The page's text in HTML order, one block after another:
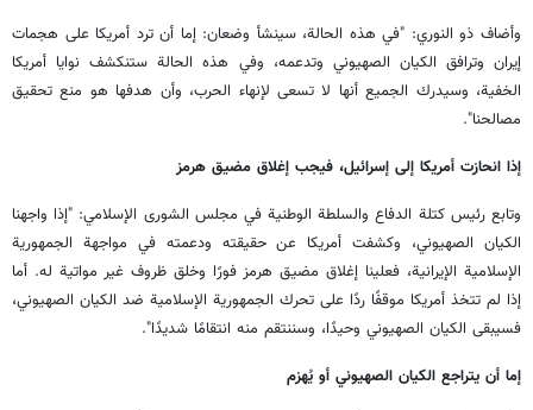
وأضاف ذو النوري: "في هذه الحالة، سينشأ وضعان: إما أن ترد أمريكا على هجمات
إيران وترافق الكيان الصهيوني وتدعمه، وفي هذه الحالة ستنكشف نوايا أمريكا
الخفية، وسيدرك الجميع أنها لا تسعى لإنهاء الحرب، وأن هدفها هو منع تحقيق
مصالحنا".
إذا انحازت أمريكا إلى إسرائيل، فيجب إغلاق مضيق هرمز
وتابع رئيس كتلة الدفاع والسلطة الوطنية في مجلس الشورى الإسلامي: "إذا واجهنا
الكيان الصهيوني، وكشفت أمريكا عن حقيقته ودعمته في مواجهة الجمهورية
الإسلامية الإيرانية، فعلينا إغلاق مضيق هرمز فورًا وخلق ظروف غير مواتية له. أما
إذا لم تتخذ أمريكا موقفًا ردًا على تحرك الجمهورية الإسلامية ضد الكيان الصهيوني،
فسيبقى الكيان الصهيوني وحيدًا، وسننتقم منه انتقامًا شديدًا".
إما أن يتراجع الكيان الصهيوني أو يُهزم